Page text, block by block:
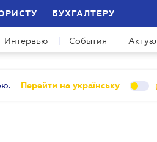
БУХГАЛТЕРУ
Интервью События
Перейти на українську